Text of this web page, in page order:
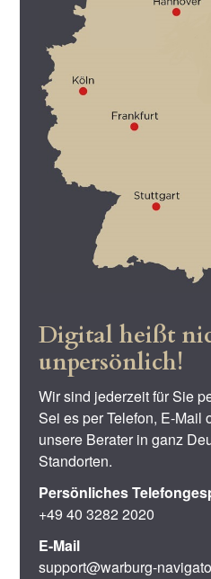
Digital heißt
unpersönlich!
Wir sind jederzeit für Sie
Sei es per Telefon, E-Mail
unsere Berater in ganz
Standorten.
Persönliches
+49 40 3282 2020
E-Mail
support@warburg-